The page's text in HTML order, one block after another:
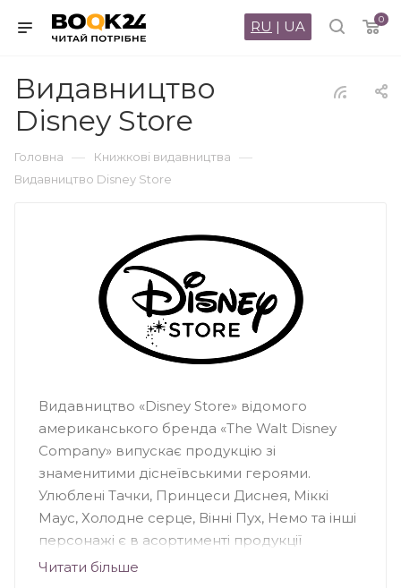
0
RU | UA
Видавництво
Disney Store
Головна — Книжкові видавництва —
Видавництво Disney Store
Видавництво «Disney Store» відомого
американського бренда «The Walt Disney
Company» випускає продукцію зі
знаменитими діснеївськими героями.
Улюблені Тачки, Принцеси Диснея, Міккі
Маус, Холодне серце, Вінні Пух, Немо та інші
персонажі є в асортименті продукції
видавництва. Навчальні, розвиваючі та
Читати більше